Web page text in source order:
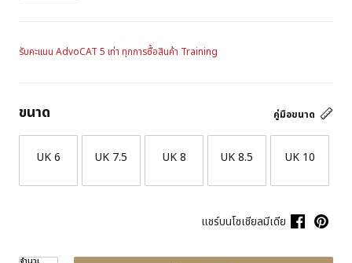
รับคะแนน AdvoCAT 5 เท่า ทุกการซื้อสินค้า Training
คู่มือขนาด
ขนาด
UK 6 UK 7.5 UK 8 UK 8.5 UK 10
แชร์บนโซเชียลมีเดีย